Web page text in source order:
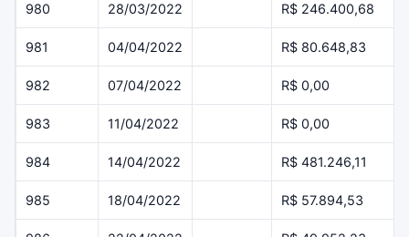
980 28/03/2022 R$ 246.400,68
981 04/04/2022 R$ 80.648,83
982 07/04/2022 R$ 0,00
983 11/04/2022 R$ 0,00
984 14/04/2022 R$ 481.246,11
985 18/04/2022 R$ 57.894,53